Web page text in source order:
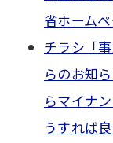
省ホームペ
チラシ「
らのお知
らマイナ
うすれば